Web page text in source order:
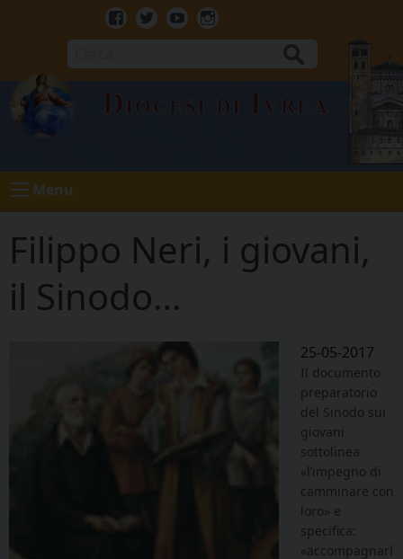
Facebook
TwitterYoutubeInstagram
Diocesi di Ivrea
Menu
Filippo Neri, i giovani,
il Sinodo…
25-05-2017
Il documento
preparatorio
del Sinodo sui
giovani
sottolinea
«l’impegno di
camminare con
loro» e
specifica:
«accompagnarl